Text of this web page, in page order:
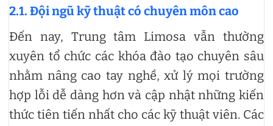
2.1. Đội ngũ kỹ thuật có chuyên môn cao
Đến nay, Trung tâm Limosa vẫn thường
xuyên tổ chức các khóa đào tạo chuyên sâu
nhằm nâng cao tay nghề, xử lý mọi trường
hợp lỗi dễ dàng hơn và cập nhật những kiến
thức tiên tiến nhất cho các kỹ thuật viên. Các